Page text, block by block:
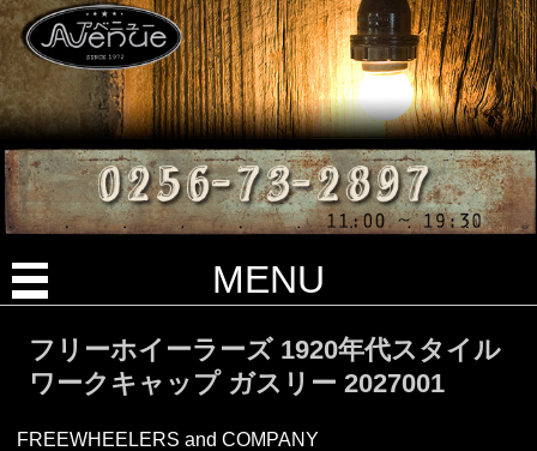
MENU
フリーホイーラーズ 1920年代スタイル
ワークキャップ ガスリー 2027001
FREEWHEELERS and COMPANY